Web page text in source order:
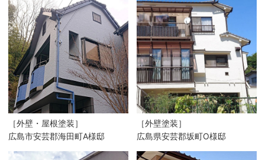
［外壁・屋根塗装］
広島市安芸郡海田町A様邸
［外壁塗装］
広島県安芸郡坂町O様邸